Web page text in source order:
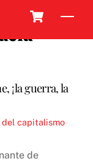
¡la guerra, la
del capitalismo
de